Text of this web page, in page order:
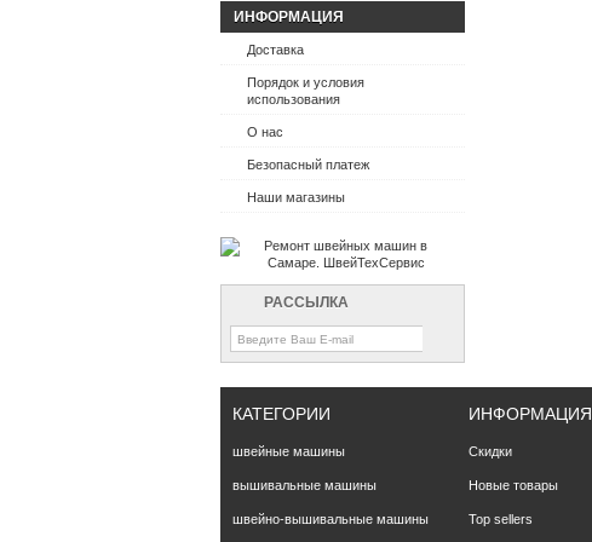
ИНФОРМАЦИЯ
Доставка
Порядок и условия
использования
О нас
Безопасный платеж
Наши магазины
РАССЫЛКА
КАТЕГОРИИ
швейные машины
вышивальные машины
швейно-вышивальные машины
ИНФОРМАЦИЯ
Скидки
Новые товары
Top sellers